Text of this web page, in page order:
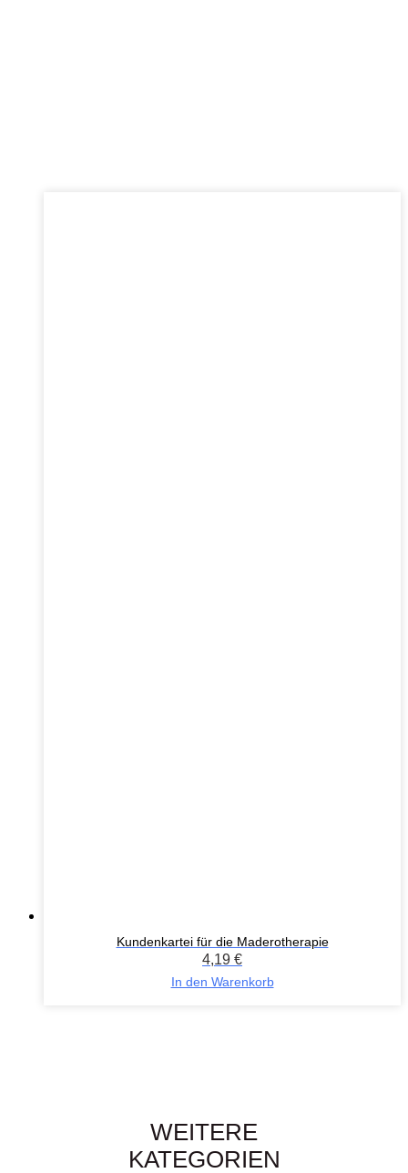
Kundenkartei für die Maderotherapie
4,19 €
In den Warenkorb
WEITERE
KATEGORIEN